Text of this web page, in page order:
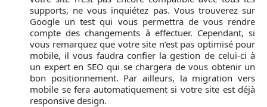
supports, ne vous inquiétez pas. Vous trouverez sur
Google un test qui vous permettra de vous rendre
compte des changements à effectuer. Cependant, si
vous remarquez que votre site n’est pas optimisé pour
mobile, il vous faudra confier la gestion de celui-ci à
un expert en SEO qui se chargera de vous obtenir un
bon positionnement. Par ailleurs, la migration vers
mobile se fera automatiquement si votre site est déjà
responsive design.